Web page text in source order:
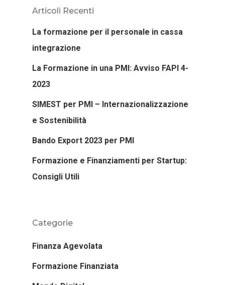
Articoli Recenti
La formazione per il personale in cassa
integrazione
La Formazione in una PMI: Avviso FAPI 4-
2023
SIMEST per PMI – Internazionalizzazione
e Sostenibilità
Bando Export 2023 per PMI
Formazione e Finanziamenti per Startup:
Consigli Utili
Categorie
Finanza Agevolata
Formazione Finanziata